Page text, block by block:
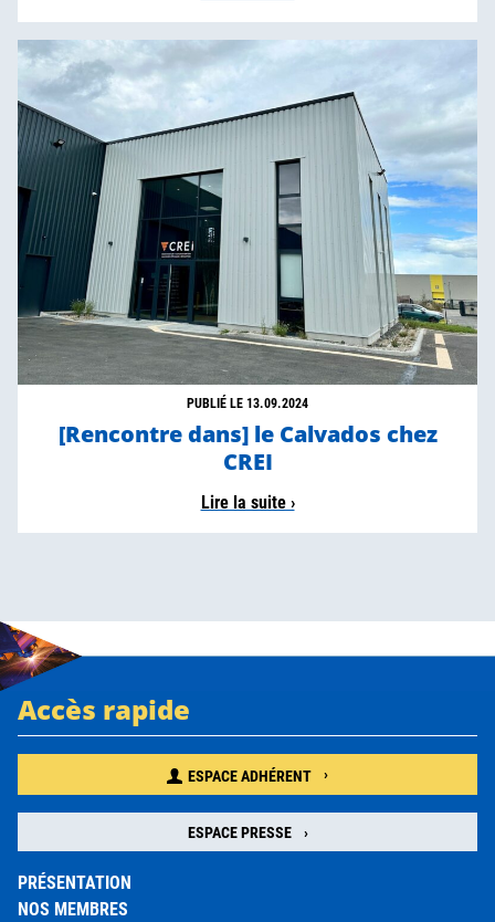
PUBLIÉ LE 13.09.2024
[Rencontre dans] le Calvados chez
CREI
Lire la suite ›
Accès rapide
ESPACE ADHÉRENT
ESPACE PRESSE
PRÉSENTATION
NOS MEMBRES